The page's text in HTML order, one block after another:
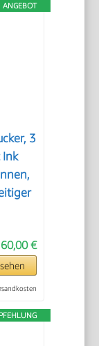
ANGEBOT
3
60,00 €